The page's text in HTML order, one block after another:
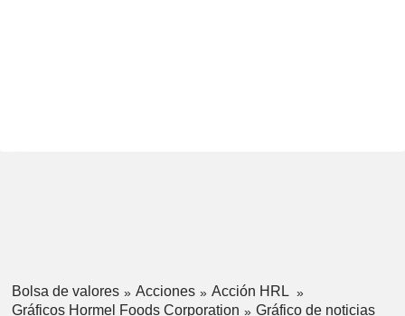
Bolsa de valores Acciones
Acción HRL
Gráficos Hormel Foods Corporation
Gráfico de noticias